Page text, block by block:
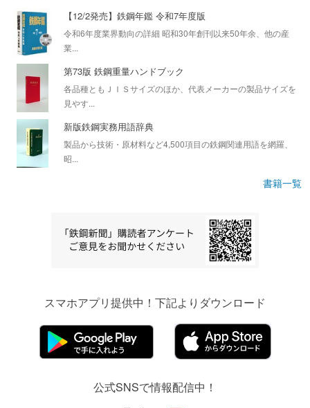
【12/2発売】鉄鋼年鑑 令和7年度版
令和6年度業界動向の詳細 昭和30年創刊以来50年余、他の産
業...
第73版 鉄鋼重量ハンドブック
各品種ともＪＩＳサイズのほか、代表メーカーの製品サイズを
見やす...
新版鉄鋼実務用語辞典
製品から技術・原材料など4,500項目の鉄鋼関連用語を網羅、
昭...
書籍一覧
スマホアプリ提供中！下記よりダウンロード
公式SNSで情報配信中！